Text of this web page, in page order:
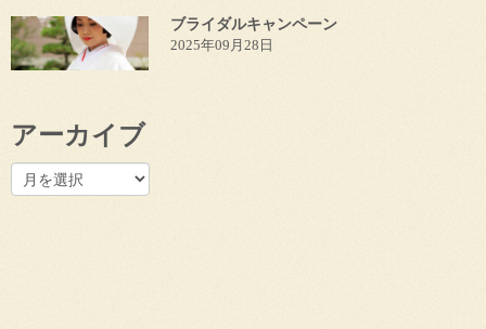
ブライダルキャンペーン
2025年09月28日
アーカイブ